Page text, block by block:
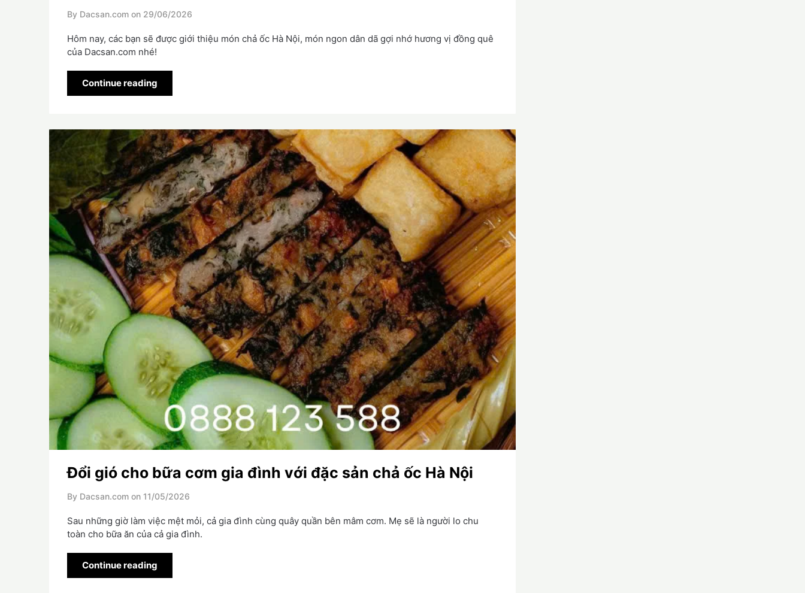
By Dacsan.com on 29/06/2026
Hôm nay, các bạn sẽ được giới thiệu món chả ốc Hà Nội, món ngon dân dã gợi nhớ hương vị đồng quê
của Dacsan.com nhé!
Continue reading
Đổi gió cho bữa cơm gia đình với đặc sản chả ốc Hà Nội
By Dacsan.com on 11/05/2026
Sau những giờ làm việc mệt mỏi, cả gia đình cùng quây quần bên mâm cơm. Mẹ sẽ là người lo chu
toàn cho bữa ăn của cả gia đình.
Continue reading